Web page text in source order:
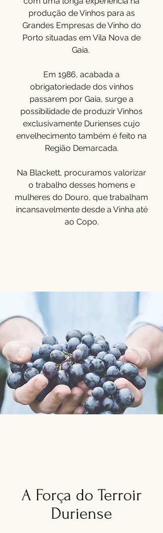
produção de Vinhos para as
Grandes Empresas de Vinho do
Porto situadas em Vila Nova de
Gaia.
Em 1986, acabada a
obrigatoriedade dos vinhos
passarem por Gaia, surge a
possibilidade de produzir Vinhos
exclusivamente Durienses cujo
envelhecimento também é feito na
Região Demarcada.
Na Blackett, procuramos valorizar
o trabalho desses homens e
mulheres do Douro, que trabalham
incansavelmente desde a Vinha até
ao Copo.
A Força do Terroir
Duriense